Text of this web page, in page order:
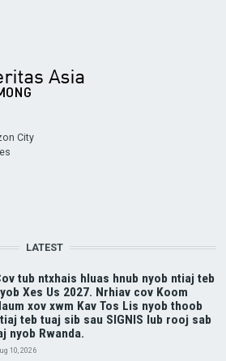
City
LATEST
tub ntxhais hluas hnub nyob ntiaj teb
Xes Us 2027. Nrhiav cov Koom
xov xwm Kav Tos Lis nyob thoob
teb tuaj sib sau SIGNIS lub rooj sab
nyob Rwanda.
10, 2026